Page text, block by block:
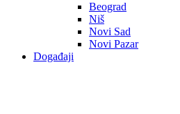
Beograd
Niš
Novi Sad
Novi Pazar
Događaji